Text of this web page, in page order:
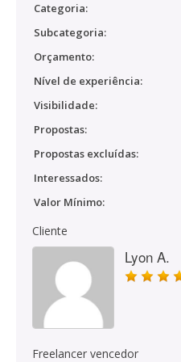
Categoria:
Subcategoria:
Orçamento:
Nível de experiência:
Visibilidade:
Propostas:
Propostas excluídas:
Interessados:
Valor Mínimo:
Cliente
Lyon A.
Freelancer vencedor